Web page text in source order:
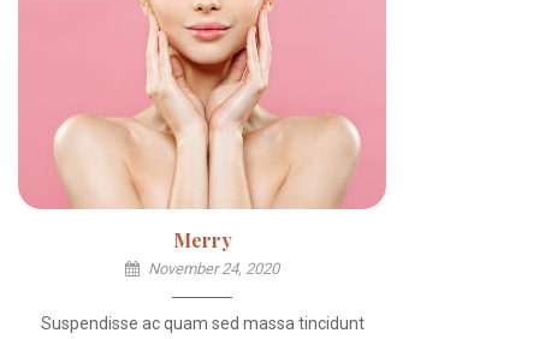
Merry
November 24, 2020
Suspendisse ac quam sed massa tincidunt